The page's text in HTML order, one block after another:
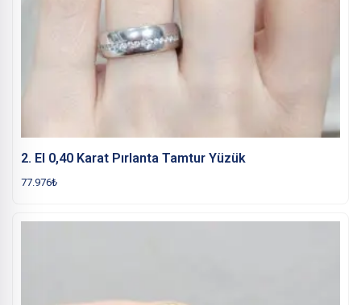
2. El 0,40 Karat Pırlanta Tamtur Yüzük
77.976₺